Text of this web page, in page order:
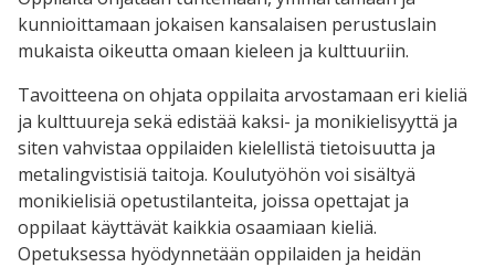
kunnioittamaan jokaisen kansalaisen perustuslain
mukaista oikeutta omaan kieleen ja kulttuuriin.
Tavoitteena on ohjata oppilaita arvostamaan eri kieliä
ja kulttuureja sekä edistää kaksi- ja monikielisyyttä ja
siten vahvistaa oppilaiden kielellistä tietoisuutta ja
metalingvistisiä taitoja. Koulutyöhön voi sisältyä
monikielisiä opetustilanteita, joissa opettajat ja
oppilaat käyttävät kaikkia osaamiaan kieliä.
Opetuksessa hyödynnetään oppilaiden ja heidän